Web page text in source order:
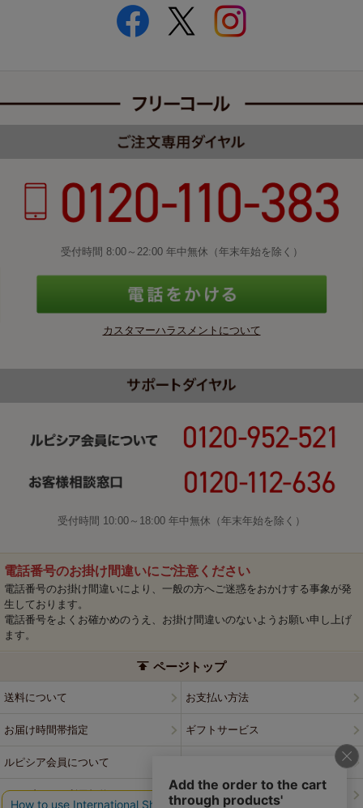
受付時間 8:00～22:00 年中無休（年末年始を除く）
カスタマーハラスメントについて
受付時間 10:00～18:00 年中無休（年末年始を除く）
電話番号のお掛け間違いにご注意ください
電話番号のお掛け間違いにより、一般の方へご迷惑をおかけする事象が発
生しております。
電話番号をよくお確かめのうえ、お掛け間違いのないようお願い申し上げ
ます。
ページトップ
送料について お支払い方法
お届け時間帯指定 ギフトサービス
ルピシア会員について
ウェブサイト利用規約 特定商取引法に基づく表記